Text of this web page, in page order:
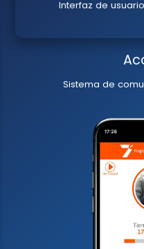
Interfaz de
Sistema de